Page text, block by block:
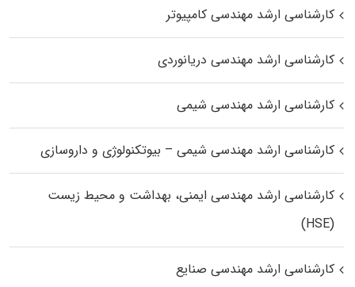
کارشناسی ارشد مهندسی کامپیوتر
کارشناسی ارشد مهندسی دریانوردی
کارشناسی ارشد مهندسی شیمی
کارشناسی ارشد مهندسی شیمی – بیوتکنولوژی و داروسازی
کارشناسی ارشد مهندسی ایمنی، بهداشت و محیط زیست
(HSE)
کارشناسی ارشد مهندسی صنایع